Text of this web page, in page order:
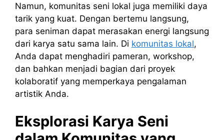
Namun, komunitas seni lokal juga memiliki daya
tarik yang kuat. Dengan bertemu langsung,
para seniman dapat merasakan energi langsung
dari karya satu sama lain. Di komunitas lokal,
Anda dapat menghadiri pameran, workshop,
dan bahkan menjadi bagian dari proyek
kolaboratif yang memperkaya pengalaman
artistik Anda.
Eksplorasi Karya Seni